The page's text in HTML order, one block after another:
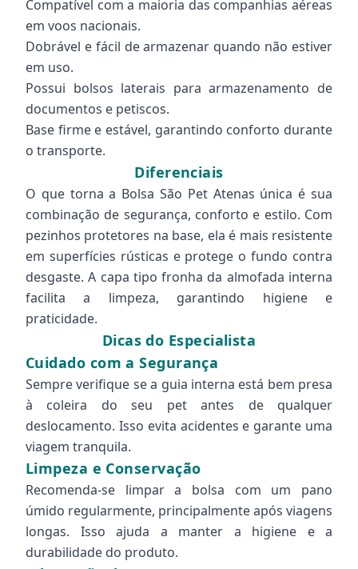
Compatível com a maioria das companhias aéreas
em voos nacionais.
Dobrável e fácil de armazenar quando não estiver
em uso.
Possui bolsos laterais para armazenamento de
documentos e petiscos.
Base firme e estável, garantindo conforto durante
o transporte.
Diferenciais
O que torna a Bolsa São Pet Atenas única é sua
combinação de segurança, conforto e estilo. Com
pezinhos protetores na base, ela é mais resistente
em superfícies rústicas e protege o fundo contra
desgaste. A capa tipo fronha da almofada interna
facilita a limpeza, garantindo higiene e
praticidade.
Dicas do Especialista
Cuidado com a Segurança
Sempre verifique se a guia interna está bem presa
à coleira do seu pet antes de qualquer
deslocamento. Isso evita acidentes e garante uma
viagem tranquila.
Limpeza e Conservação
Recomenda-se limpar a bolsa com um pano
úmido regularmente, principalmente após viagens
longas. Isso ajuda a manter a higiene e a
durabilidade do produto.